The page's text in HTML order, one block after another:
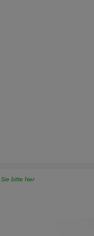
bitte hier